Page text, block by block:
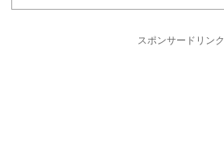
スポンサードリンク